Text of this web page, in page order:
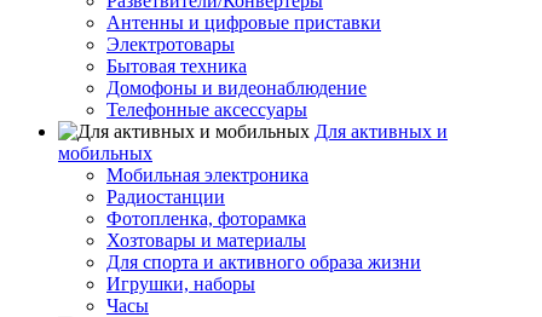
Антенны и цифровые приставки
Электротовары
Бытовая техника
Домофоны и видеонаблюдение
Телефонные аксессуары
Для активных и
мобильных
Мобильная электроника
Радиостанции
Фотопленка, фоторамка
Хозтовары и материалы
Для спорта и активного образа жизни
Игрушки, наборы
Часы